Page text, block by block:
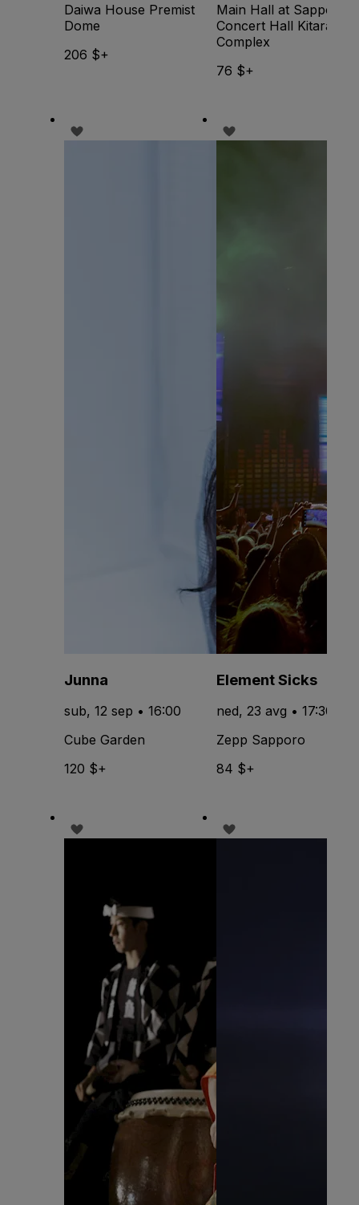
Daiwa House Premist
Dome
206 $+
Main Hall at Sapporo
Concert Hall Kitara -
Complex
76 $+
Junna
sub, 12 sep • 16:00
Cube Garden
120 $+
Element Sicks
ned, 23 avg • 17:30
Zepp Sapporo
84 $+